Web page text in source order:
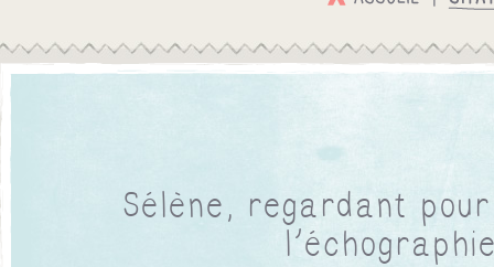
Sélène, regardant